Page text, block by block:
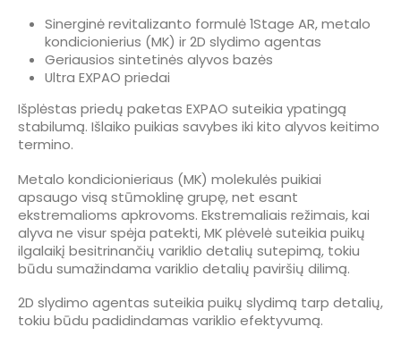
Sinerginė revitalizanto formulė 1Stage AR, metalo
kondicionierius (MK) ir 2D slydimo agentas
Geriausios sintetinės alyvos bazės
Ultra EXPAO priedai
Išplėstas priedų paketas EXPAO suteikia ypatingą
stabilumą. Išlaiko puikias savybes iki kito alyvos keitimo
termino.
Metalo kondicionieriaus (MK) molekulės puikiai
apsaugo visą stūmoklinę grupę, net esant
ekstremalioms apkrovoms. Ekstremaliais režimais, kai
alyva ne visur spėja patekti, MK plėvelė suteikia puikų
ilgalaikį besitrinančių variklio detalių sutepimą, tokiu
būdu sumažindama variklio detalių paviršių dilimą.
2D slydimo agentas suteikia puikų slydimą tarp detalių,
tokiu būdu padidindamas variklio efektyvumą.